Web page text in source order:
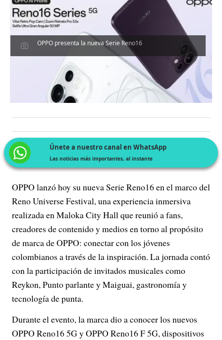
OPPO presenta la nueva Serie Reno16
Únete a nuestro canal en WhatsApp
Las noticias más importantes, al instante
OPPO lanzó hoy su nueva Serie Reno16 en el marco del
Reno Universe Festival, una experiencia inmersiva
realizada en Maloka City Hall que reunió a fans,
creadores de contenido y medios en torno al propósito
de marca de OPPO: conectar con los jóvenes
colombianos a través de la inspiración. La jornada contó
con la participación de invitados musicales como
Reykon, Punto parlante y Maiguai, gastronomía y
tecnología de punta.
Durante el evento, la marca dio a conocer los nuevos
OPPO Reno16 5G y OPPO Reno16 F 5G, dispositivos